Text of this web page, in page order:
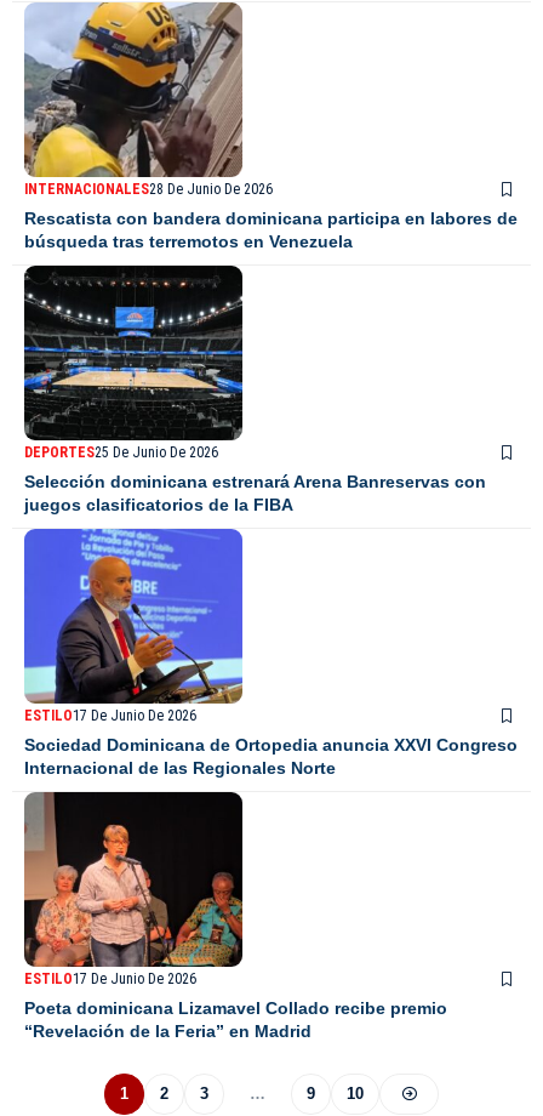
INTERNACIONALES28 De Junio De 2026
Rescatista con bandera dominicana participa en labores de
búsqueda tras terremotos en Venezuela
DEPORTES25 De Junio De 2026
Selección dominicana estrenará Arena Banreservas con
juegos clasificatorios de la FIBA
ESTILO17 De Junio De 2026
Sociedad Dominicana de Ortopedia anuncia XXVI Congreso
Internacional de las Regionales Norte
ESTILO17 De Junio De 2026
Poeta dominicana Lizamavel Collado recibe premio
“Revelación de la Feria” en Madrid
1 2 3 … 9 10